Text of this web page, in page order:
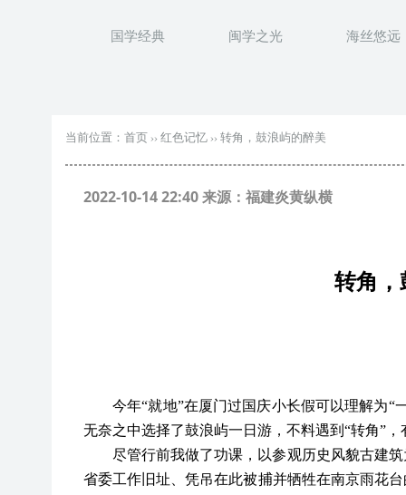
国学经典 闽学之光 海丝悠远
当前位置： 首页 ›› 红色记忆 ›› 转角，鼓浪屿的醉美
2022-10-14 22:40 来源：福建炎黄纵横
转角，
今年“就地”在厦门过国庆小长假可以理解为“
无奈之中选择了鼓浪屿一日游，不料遇到“转角”
尽管行前我做了功课，以参观历史风貌古建
省委工作旧址、凭吊在此被捕并牺牲在南京雨花